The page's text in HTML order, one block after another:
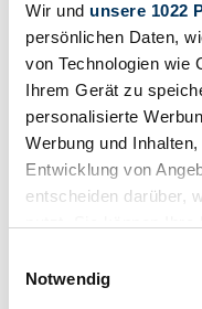
Wir und unsere 1022
persönlichen Daten,
von Technologien wie
Ihrem Gerät zu
personalisierte
Werbung und
Entwicklung von
entscheiden darüber,
Trigger Symbol ändern
Notwendig
Händler
Abgelaufenes Inserat